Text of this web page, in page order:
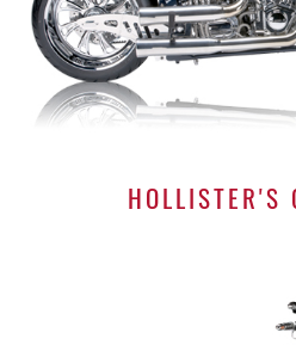
HOLLISTER'S